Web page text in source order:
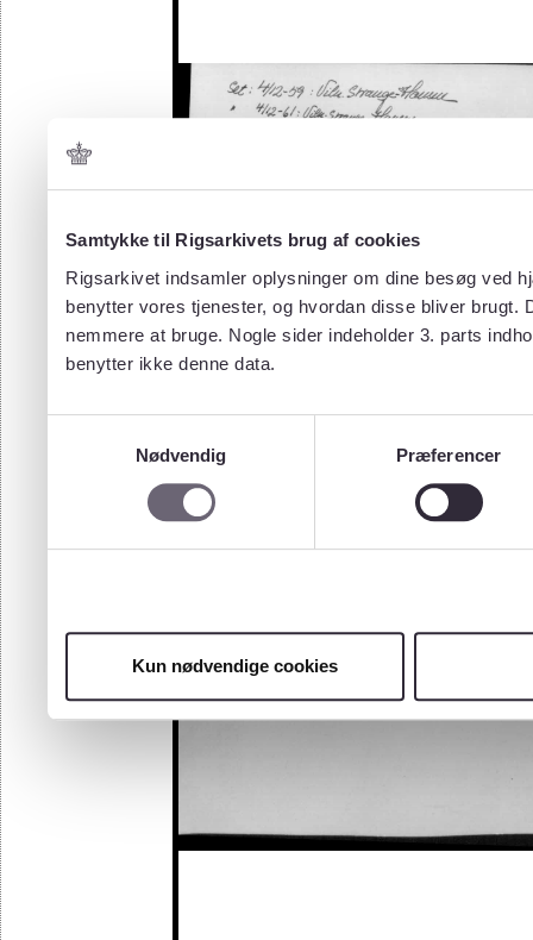
Samtykke til Rigsarkivets brug af cookies
Rigsarkivet indsamler oplysninger om dine besøg ved
benytter vores tjenester, og hvordan disse bliver
nemmere at bruge. Nogle sider indeholder 3. parts
benytter ikke denne data.
Nødvendig
Præferencer
Kun nødvendige cookies